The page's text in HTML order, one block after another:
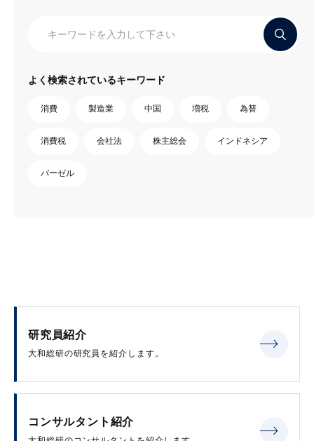
よく検索されているキーワード
消費 製造業 中国 増税 為替
消費税 会社法 株主総会 インドネシア
バーゼル
研究員紹介
大和総研の研究員を紹介します。
コンサルタント紹介